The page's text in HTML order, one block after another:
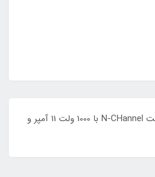
STW11NK100Z یک ماسفت N-CHannel با 1000 ولت 11 آمپر و